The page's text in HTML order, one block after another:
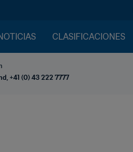
CLASIFICACIONES
+41 (0) 43 222 7777